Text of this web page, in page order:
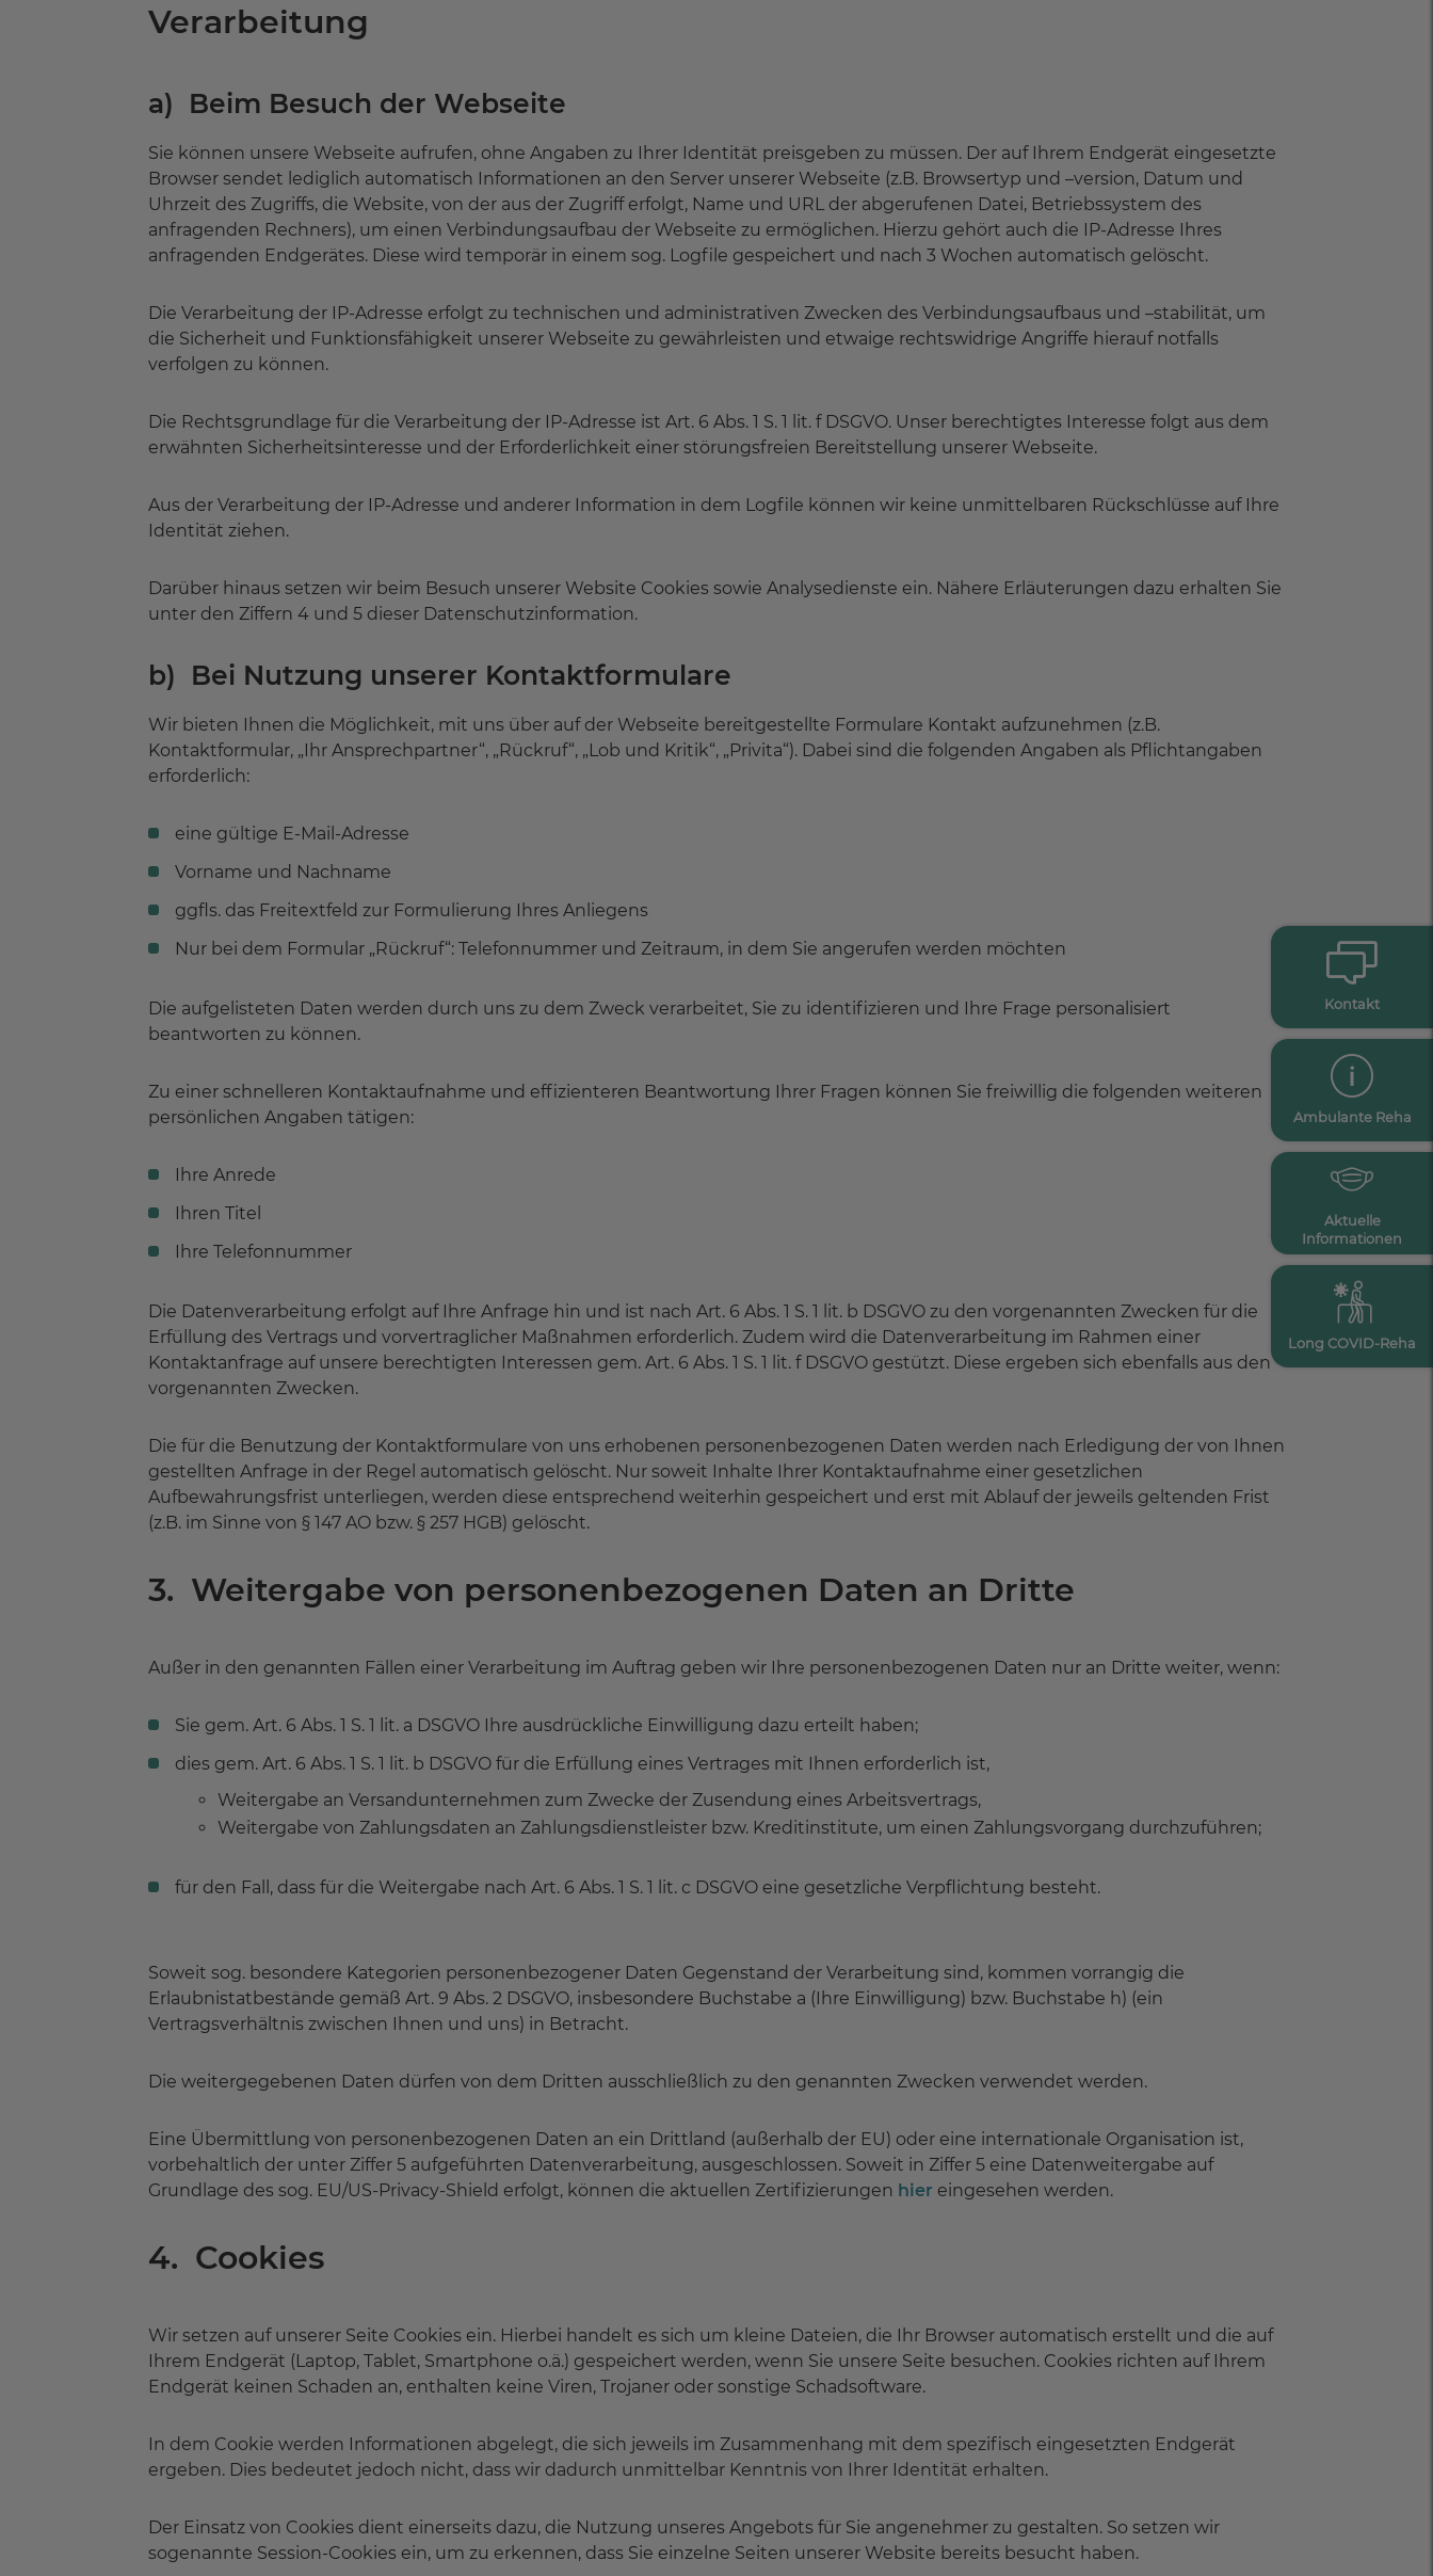
Verarbeitung
a) Beim Besuch der Webseite
Sie können unsere Webseite aufrufen, ohne Angaben zu Ihrer Identität preisgeben zu müssen. Der auf Ihrem Endgerät eingesetzte
Browser sendet lediglich automatisch Informationen an den Server unserer Webseite (z.B. Browsertyp und –version, Datum und
Uhrzeit des Zugriffs, die Website, von der aus der Zugriff erfolgt, Name und URL der abgerufenen Datei, Betriebssystem des
anfragenden Rechners), um einen Verbindungsaufbau der Webseite zu ermöglichen. Hierzu gehört auch die IP-Adresse Ihres
anfragenden Endgerätes. Diese wird temporär in einem sog. Logfile gespeichert und nach 3 Wochen automatisch gelöscht.
Die Verarbeitung der IP-Adresse erfolgt zu technischen und administrativen Zwecken des Verbindungsaufbaus und –stabilität, um
die Sicherheit und Funktionsfähigkeit unserer Webseite zu gewährleisten und etwaige rechtswidrige Angriffe hierauf notfalls
verfolgen zu können.
Die Rechtsgrundlage für die Verarbeitung der IP-Adresse ist Art. 6 Abs. 1 S. 1 lit. f DSGVO. Unser berechtigtes Interesse folgt aus dem
erwähnten Sicherheitsinteresse und der Erforderlichkeit einer störungsfreien Bereitstellung unserer Webseite.
Aus der Verarbeitung der IP-Adresse und anderer Information in dem Logfile können wir keine unmittelbaren Rückschlüsse auf Ihre
Identität ziehen.
Darüber hinaus setzen wir beim Besuch unserer Website Cookies sowie Analysedienste ein. Nähere Erläuterungen dazu erhalten Sie
unter den Ziffern 4 und 5 dieser Datenschutzinformation.
b) Bei Nutzung unserer Kontaktformulare
Wir bieten Ihnen die Möglichkeit, mit uns über auf der Webseite bereitgestellte Formulare Kontakt aufzunehmen (z.B.
Kontaktformular, „Ihr Ansprechpartner“, „Rückruf“, „Lob und Kritik“, „Privita“). Dabei sind die folgenden Angaben als Pflichtangaben
erforderlich:
eine gültige E-Mail-Adresse
Vorname und Nachname
ggfls. das Freitextfeld zur Formulierung Ihres Anliegens
Nur bei dem Formular „Rückruf“: Telefonnummer und Zeitraum, in dem Sie angerufen werden möchten
Die aufgelisteten Daten werden durch uns zu dem Zweck verarbeitet, Sie zu identifizieren und Ihre Frage personalisiert
beantworten zu können.
Zu einer schnelleren Kontaktaufnahme und effizienteren Beantwortung Ihrer Fragen können Sie freiwillig die folgenden weiteren
persönlichen Angaben tätigen:
Ihre Anrede
Ihren Titel
Ihre Telefonnummer
Die Datenverarbeitung erfolgt auf Ihre Anfrage hin und ist nach Art. 6 Abs. 1 S. 1 lit. b DSGVO zu den vorgenannten Zwecken für die
Erfüllung des Vertrags und vorvertraglicher Maßnahmen erforderlich. Zudem wird die Datenverarbeitung im Rahmen einer
Kontaktanfrage auf unsere berechtigten Interessen gem. Art. 6 Abs. 1 S. 1 lit. f DSGVO gestützt. Diese ergeben sich ebenfalls aus den
vorgenannten Zwecken.
Die für die Benutzung der Kontaktformulare von uns erhobenen personenbezogenen Daten werden nach Erledigung der von Ihnen
gestellten Anfrage in der Regel automatisch gelöscht. Nur soweit Inhalte Ihrer Kontaktaufnahme einer gesetzlichen
Aufbewahrungsfrist unterliegen, werden diese entsprechend weiterhin gespeichert und erst mit Ablauf der jeweils geltenden Frist
(z.B. im Sinne von § 147 AO bzw. § 257 HGB) gelöscht.
3. Weitergabe von personenbezogenen Daten an Dritte
Außer in den genannten Fällen einer Verarbeitung im Auftrag geben wir Ihre personenbezogenen Daten nur an Dritte weiter, wenn:
Sie gem. Art. 6 Abs. 1 S. 1 lit. a DSGVO Ihre ausdrückliche Einwilligung dazu erteilt haben;
dies gem. Art. 6 Abs. 1 S. 1 lit. b DSGVO für die Erfüllung eines Vertrages mit Ihnen erforderlich ist,
Weitergabe an Versandunternehmen zum Zwecke der Zusendung eines Arbeitsvertrags,
Weitergabe von Zahlungsdaten an Zahlungsdienstleister bzw. Kreditinstitute, um einen Zahlungsvorgang durchzuführen;
für den Fall, dass für die Weitergabe nach Art. 6 Abs. 1 S. 1 lit. c DSGVO eine gesetzliche Verpflichtung besteht.
Soweit sog. besondere Kategorien personenbezogener Daten Gegenstand der Verarbeitung sind, kommen vorrangig die
Erlaubnistatbestände gemäß Art. 9 Abs. 2 DSGVO, insbesondere Buchstabe a (Ihre Einwilligung) bzw. Buchstabe h) (ein
Vertragsverhältnis zwischen Ihnen und uns) in Betracht.
Die weitergegebenen Daten dürfen von dem Dritten ausschließlich zu den genannten Zwecken verwendet werden.
Eine Übermittlung von personenbezogenen Daten an ein Drittland (außerhalb der EU) oder eine internationale Organisation ist,
vorbehaltlich der unter Ziffer 5 aufgeführten Datenverarbeitung, ausgeschlossen. Soweit in Ziffer 5 eine Datenweitergabe auf
Grundlage des sog. EU/US-Privacy-Shield erfolgt, können die aktuellen Zertifizierungen hier eingesehen werden.
4. Cookies
Wir setzen auf unserer Seite Cookies ein. Hierbei handelt es sich um kleine Dateien, die Ihr Browser automatisch erstellt und die auf
Ihrem Endgerät (Laptop, Tablet, Smartphone o.ä.) gespeichert werden, wenn Sie unsere Seite besuchen. Cookies richten auf Ihrem
Endgerät keinen Schaden an, enthalten keine Viren, Trojaner oder sonstige Schadsoftware.
In dem Cookie werden Informationen abgelegt, die sich jeweils im Zusammenhang mit dem spezifisch eingesetzten Endgerät
ergeben. Dies bedeutet jedoch nicht, dass wir dadurch unmittelbar Kenntnis von Ihrer Identität erhalten.
Der Einsatz von Cookies dient einerseits dazu, die Nutzung unseres Angebots für Sie angenehmer zu gestalten. So setzen wir
sogenannte Session-Cookies ein, um zu erkennen, dass Sie einzelne Seiten unserer Website bereits besucht haben.
Kontakt
Ambulante Reha
Aktuelle
Informationen
Long COVID-Reha